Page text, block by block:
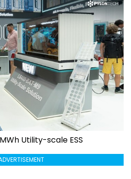
Utility-scale ESS